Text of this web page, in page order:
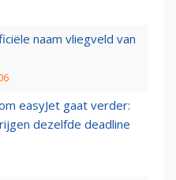
naam vliegveld van
easyJet gaat verder:
dezelfde deadline